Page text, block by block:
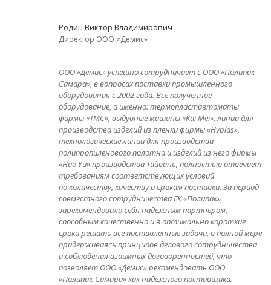
Родин Виктор Владимирович
Директор ООО «Демис»
ООО «Демис» успешно сотрудничает с ООО «Полипак-
Самара», в вопросах поставки промышленного
оборудования с 2002 года. Все полученное
оборудование, а именно: термопластавтоматы
фирмы «ТМС», выдувные машины «Kai Mei», линии для
производства изделий из пленки фирмы «Hyplas»,
технологические линии для производства
полипропиленового полотна и изделий из него фирмы
«Hao Yu» производства Тайвань, полностью отвечает
требованиям соответствующих условий
по количеству, качеству и срокам поставки. За период
совместного сотрудничества ГК «Полипак»,
зарекомендовало себя надежным партнером,
способным качественно и в оптимально короткие
сроки решать все поставленные задачи, в полной мере
придерживаясь принципов делового сотрудничества
и соблюдения взаимных договоренностей, что
позволяет ООО «Демис» рекомендовать ООО
«Полипак-Самара» как надежного поставщика.